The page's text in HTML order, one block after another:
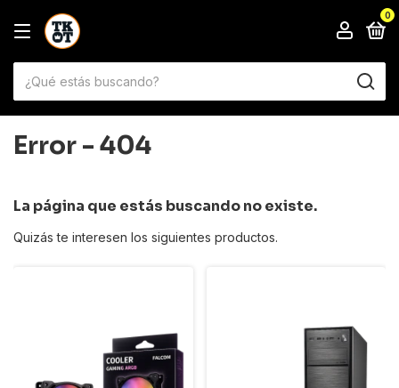
0
Error - 404
La página que estás buscando no existe.
Quizás te interesen los siguientes productos.